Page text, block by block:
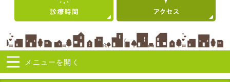
メニューを開く